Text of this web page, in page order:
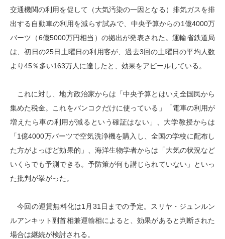
交通機関の利用を促して（大気汚染の一因となる）排気ガスを排
出する自動車の利用を減らす試みで、中央予算からの1億4000万
バーツ（6億5000万円相当）の拠出が発表された。運輸省鉄道局
は、初日の25日土曜日の利用客が、過去3回の土曜日の平均人数
より45％多い163万人に達したと、効果をアピールしている。
これに対し、地方政治家からは「中央予算とはいえ全国民から
集めた税金。これをバンコクだけに使っている」「電車の利用が
増えたら車の利用が減るという確証はない」、大学教授からは
「1億4000万バーツで空気洗浄機を購入し、全国の学校に配布し
た方がよっぽど効果的」、海洋生物学者からは「大気の状況など
いくらでも予測できる。予防策が何も講じられていない」といっ
た批判が挙がった。
今回の運賃無料化は1月31日までの予定。スリヤ・ジュンルン
ルアンキット副首相兼運輸相によると、効果があると判断された
場合は継続が検討される。